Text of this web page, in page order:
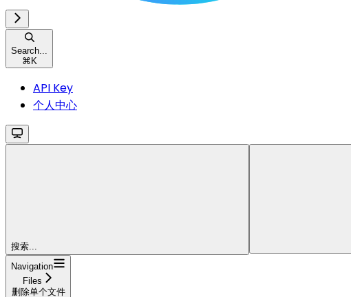
Search...
⌘ K
API Key
个人中心
搜索...
Navigation
Files
删除单个文件